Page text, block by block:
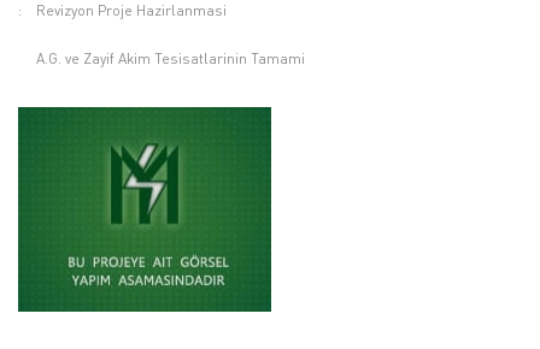
: Revizyon Proje Hazirlanmasi
A.G. ve Zayif Akim Tesisatlarinin Tamami